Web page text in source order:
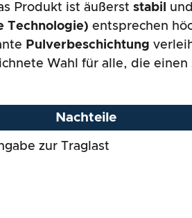
Produkt ist äußerst stabil und
Technologie) entsprechen
Pulverbeschichtung
Wahl für alle, die einen
Nachteile
zur Traglast